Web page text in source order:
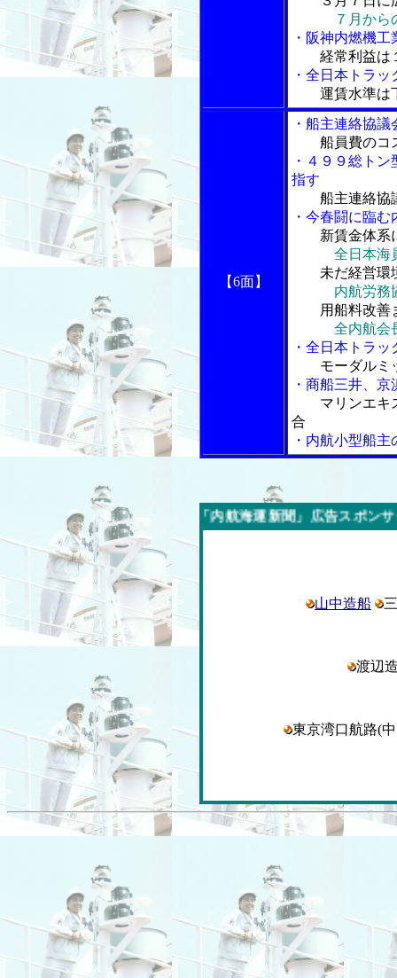
７月か
・阪神内燃機
経常利益は
・全日本トラ
運賃水準は
【6面】
・船主連絡協
船員費のコ
・４９９総ト
指す
船主連絡協
・今春闘に臨
新賃金体系
全日本海
未だ経営環
内航労
用船料改善
全内航
・全日本トラ
モーダルミ
・商船三井、
マリンエキ
合
・内航小型船
今週の「内航海運新聞」広告スポンサー企業
山中造船
渡辺
東京湾口航路(